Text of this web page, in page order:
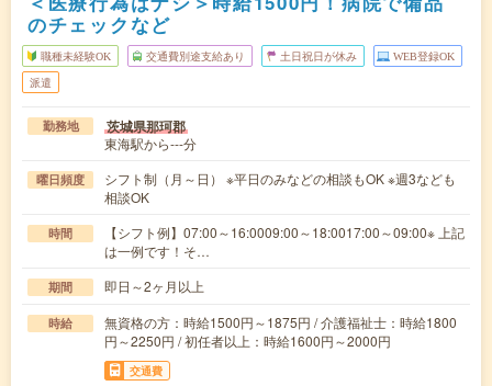
のチェックなど
職種未経験OK 交通費別途支給あり 土日祝日が休み WEB登録OK
派遣
勤務地 茨城県那珂郡
東海駅から---分
曜日頻度
シフト制（月～日） ※平日のみなどの相談もOK ※週3なども
相談OK
時間
【シフト例】07:00～16:0009:00～18:0017:00～09:00※ 上記
は一例です！そ…
期間 即日～2ヶ月以上
時給
無資格の方：時給1500円～1875円 / 介護福祉士：時給1800
円～2250円 / 初任者以上：時給1600円～2000円
交通費